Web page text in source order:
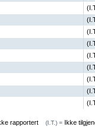
rapportert (I.T.) = Ikke